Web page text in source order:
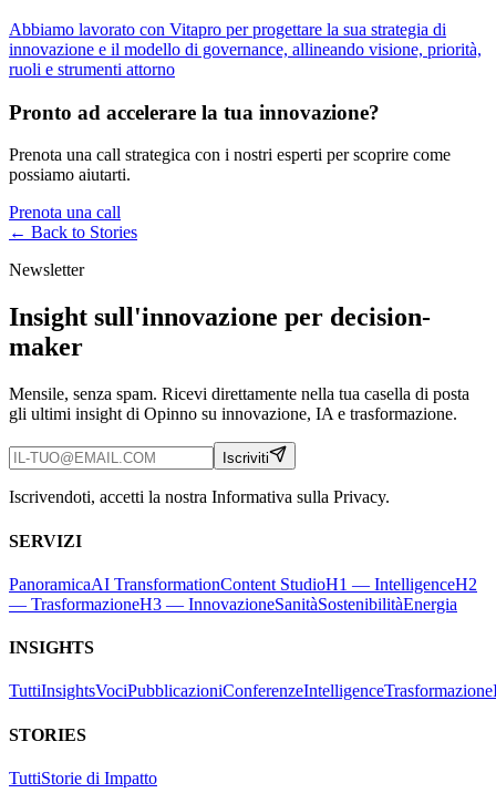
Abbiamo lavorato con Vitapro per progettare la sua strategia di
innovazione e il modello di governance, allineando visione, priorità,
ruoli e strumenti attorno
Pronto ad accelerare la tua innovazione?
Prenota una call strategica con i nostri esperti per scoprire come
possiamo aiutarti.
Prenota una call
← Back to Stories
Newsletter
Insight sull'innovazione per decision-
maker
Mensile, senza spam. Ricevi direttamente nella tua casella di posta
gli ultimi insight di Opinno su innovazione, IA e trasformazione.
Iscriviti
Iscrivendoti, accetti la nostra Informativa sulla Privacy.
SERVIZI
PanoramicaAI TransformationContent StudioH1 — IntelligenceH2
— TrasformazioneH3 — InnovazioneSanitàSostenibilitàEnergia
INSIGHTS
TuttiInsightsVociPubblicazioniConferenzeIntelligenceTrasformazione
STORIES
TuttiStorie di Impatto